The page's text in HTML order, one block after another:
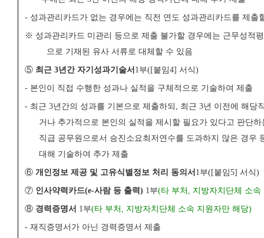
- 성과관리카드가 없는 경우에는 직전 연도 성과관리카드를 제출
※ 성과관리카드 미관리 등으로 제출 불가할 경우에는 근무성적
으로 기재된 유사 서류로 대체할 수 있음
⑤ 최근3년간 자기성과기술서 1부([붙임4]서식)
- 본인이 직접 수행한 성과나 실적을 구체적으로 기술하여 제출
- 최근3년간의 성과를 기본으로 제출하되 , 최근3년 이전에 해당
거나 추가적으로 본인의 실적을 제시할 필요가 있다고 판단하
직급 공무원으로서 승진소요최저연수를 도과하지 않은 경우
대해 기술하여 추가 제출
⑥개인정보 제공 및 고유식별정보 처리 동의서 1부([붙임5]서식)
⑦ 인사약력카드(e-사람 등 출력) 1부(타 부처 , 지방자치단체 소속
⑧ 경력증명서 1부(타 부처 , 지방자치단체 소속 지원자만 해당)
-재직증명서가 아닌 경력증명서 제출